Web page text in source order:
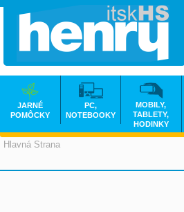
Hlavná Strana
JARNÉ
POMÔCKY
PC,
NOTEBOOKY
MOBILY,
TABLETY,
HODINKY